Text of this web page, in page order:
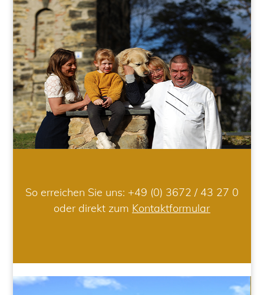
So erreichen Sie uns: +49 (0) 3672 / 43 27 0
oder direkt zum Kontaktformular